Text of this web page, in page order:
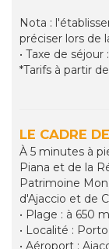
Nota :
préciser lors de
• Taxe de
*Tarifs à partir
LE CADRE
À 5 minutes à
Piana et de la
Patrimoine
d'Ajaccio et de
• Plage : à 650
• Localité : Porto
• Aéroport :